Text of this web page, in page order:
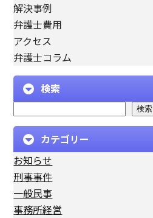
解決事例
弁護士費用
アクセス
弁護士コラム
検索
検索
カテゴリー
お知らせ
刑事事件
一般民事
事務所経営